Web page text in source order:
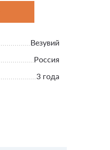
Везувий
Россия
3 года